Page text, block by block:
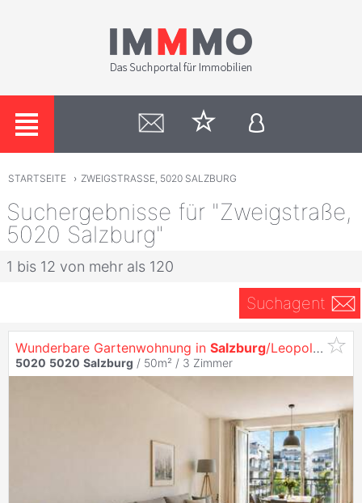
STARTSEITE › ZWEIGSTRASSE, 5020 SALZBURG
Suchergebnisse für "Zweigstraße,
5020 Salzburg"
1 bis 12 von mehr als 120
Suchagent
Wunderbare Gartenwohnung in Salzburg/Leopoldskron!
5020 5020 Salzburg / 50m² / 3 Zimmer